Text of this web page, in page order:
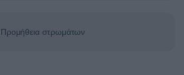
Προμήθεια στρωμάτων